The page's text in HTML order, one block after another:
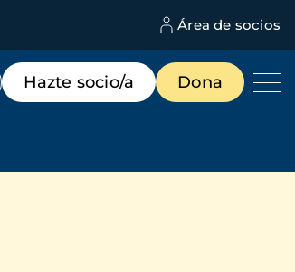
Área de socios
Menú
de
destacados
Hazte socio/a Dona